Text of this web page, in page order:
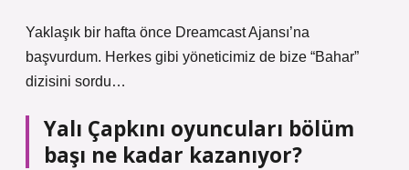
Yaklaşık bir hafta önce Dreamcast Ajansı’na
başvurdum. Herkes gibi yöneticimiz de bize “Bahar”
dizisini sordu…
Yalı Çapkını oyuncuları bölüm
başı ne kadar kazanıyor?